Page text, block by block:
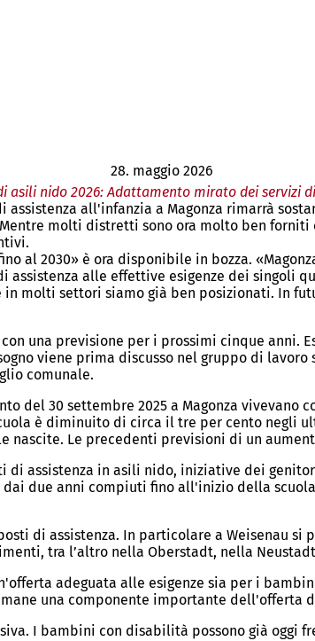
28. maggio 2026
asili nido 2026: Adattamento mirato dei servizi
all'infanzia a Magonza rimarrà
molti distretti sono ora molto ben
al 2030» è ora disponibile in bozza.
alle effettive esigenze dei singoli
molti settori siamo già ben posizionati. In
una previsione per i prossimi cinque anni.
viene prima discusso nel gruppo di lavoro
comunale.
del 30 settembre 2025 a Magonza vivevano
è diminuito di circa il tre per cento negli
nascite. Le precedenti previsioni di un
di assistenza in asili nido, iniziative dei
due anni compiuti fino all'inizio della
di assistenza. In particolare a Weisenau
tra l’altro nella Oberstadt, nella
adeguata alle esigenze sia per i
una componente importante dell'offerta
I bambini con disabilità possono già oggi